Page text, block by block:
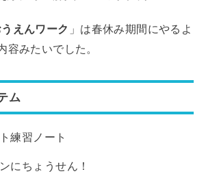
えんワーク 」は春休み期間にやるよ
容みたいでした。
ム
練習ノート
にちょうせん！